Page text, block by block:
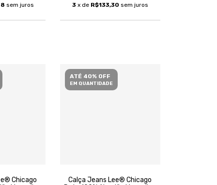
sem juros 3 x de R$133,30 sem juros
Chicago
ATÉ 40% OFF
EM QUANTIDADE
Calça Jeans Lee® Chicago